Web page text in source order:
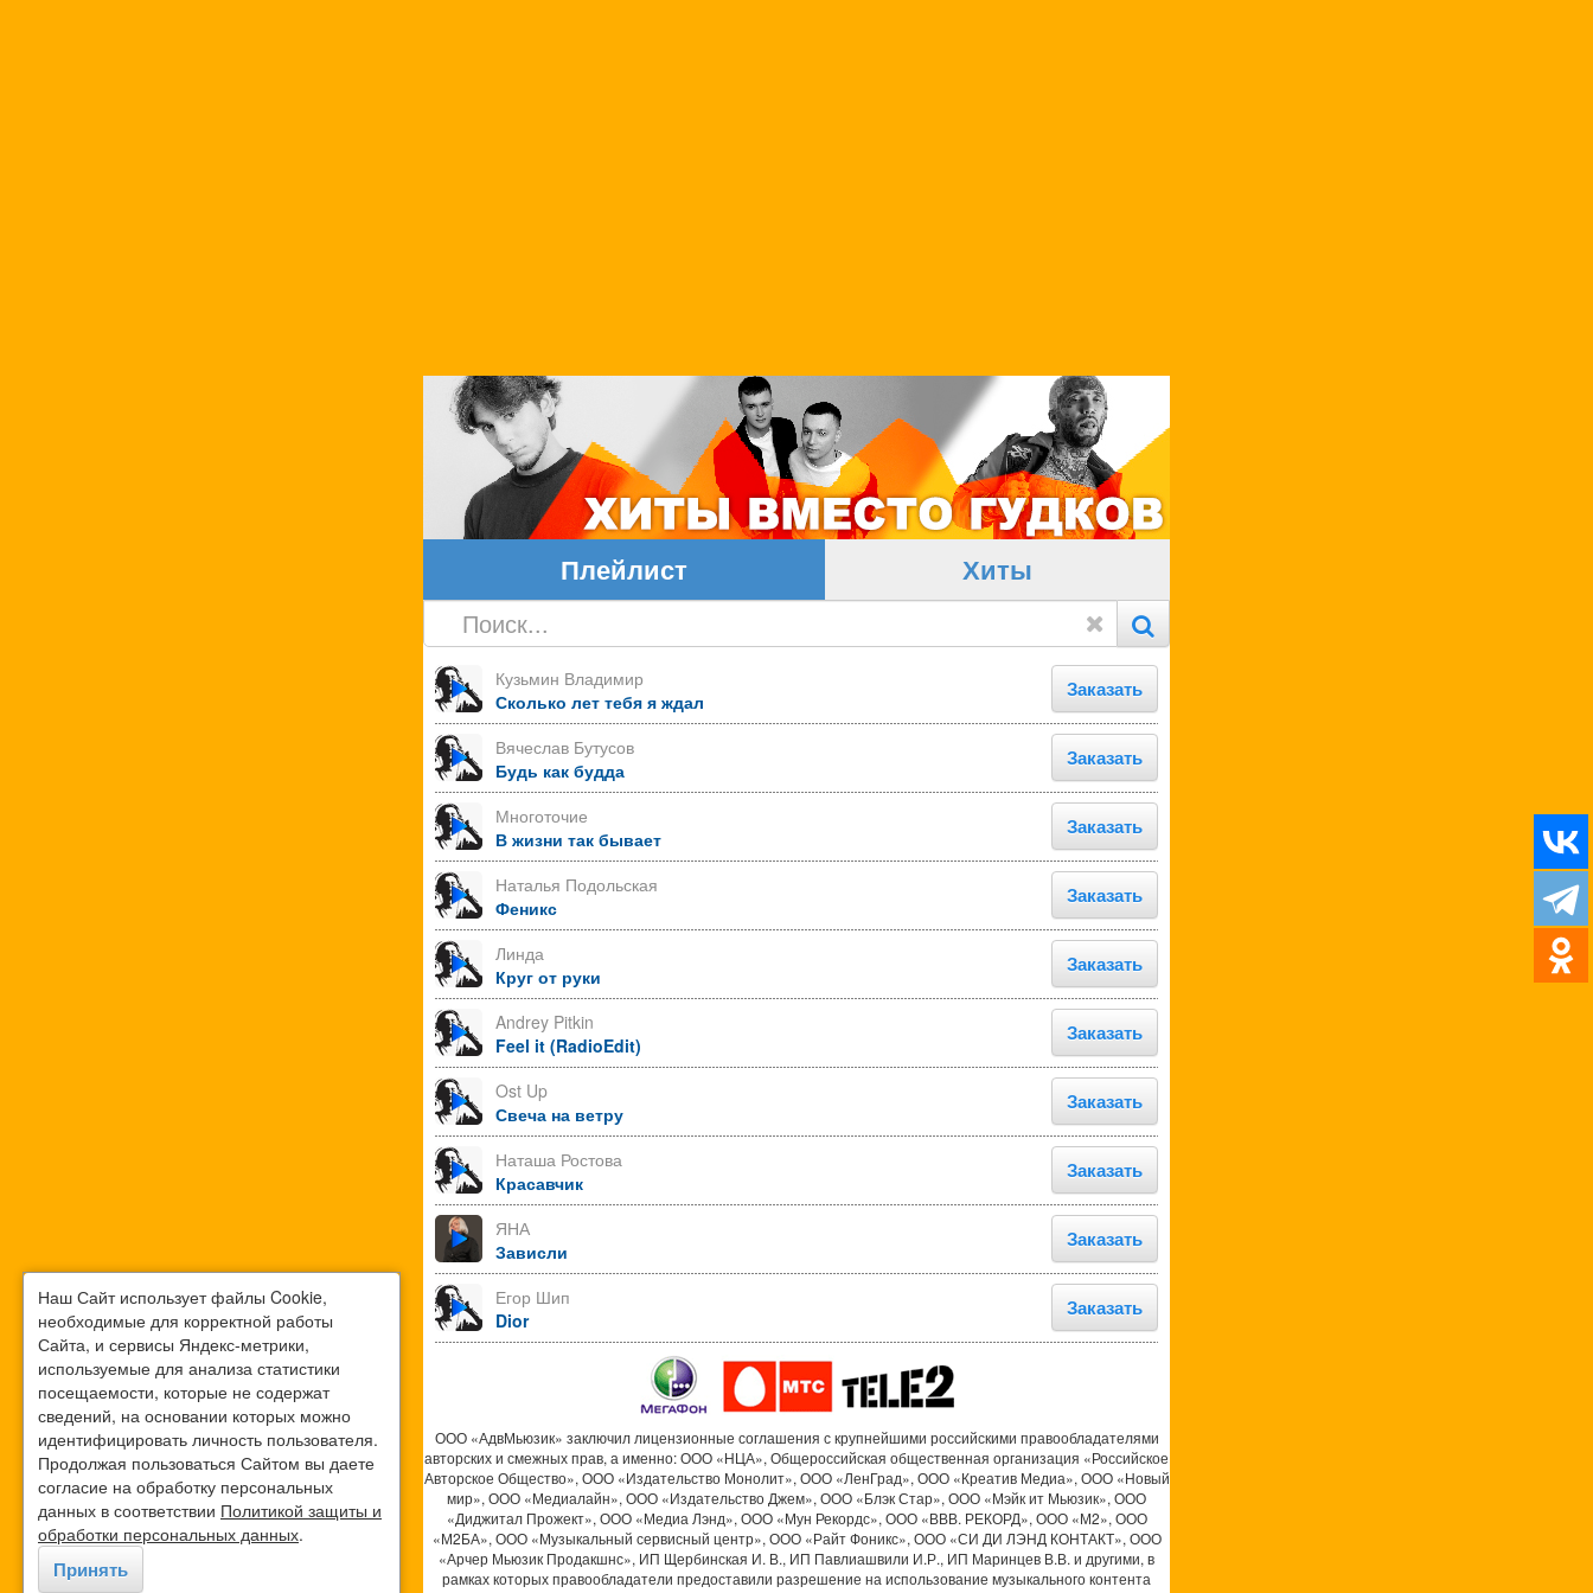
Плейлист Хиты
Кузьмин Владимир
Сколько лет тебя я ждал
Заказать
Вячеслав Бутусов
Будь как будда
Заказать
Многоточие
В жизни так бывает
Заказать
Наталья Подольская
Феникс
Заказать
Линда
Круг от руки
Заказать
Andrey Pitkin
Feel it (RadioEdit)
Заказать
Ost Up
Свеча на ветру
Заказать
Наташа Ростова
Красавчик
Заказать
ЯНА
Зависли
Заказать
Егор Шип
Dior
Заказать
ООО «АдвМьюзик» заключил лицензионные соглашения с крупнейшими российскими правообладателями
авторских и смежных прав, а именно: ООО «НЦА», Общероссийская общественная организация «Российское
Авторское Общество», ООО «Издательство Монолит», ООО «ЛенГрад», ООО «Креатив Медиа», ООО «Новый
мир», ООО «Медиалайн», ООО «Издательство Джем», ООО «Блэк Стар», ООО «Мэйк ит Мьюзик», ООО
«Диджитал Прожект», ООО «Медиа Лэнд», ООО «Мун Рекордс», ООО «ВВВ. РЕКОРД», ООО «М2», ООО
«М2БА», ООО «Музыкальный сервисный центр», ООО «Райт Фоникс», ООО «СИ ДИ ЛЭНД КОНТАКТ», ООО
«Арчер Мьюзик Продакшнс», ИП Щербинская И. В., ИП Павлиашвили И.Р., ИП Маринцев В.В. и другими, в
рамках которых правообладатели предоставили разрешение на использование музыкального контента
Наш Сайт использует файлы Cookie,
необходимые для корректной работы
Сайта, и сервисы Яндекс-метрики,
используемые для анализа статистики
посещаемости, которые не содержат
сведений, на основании которых можно
идентифицировать личность пользователя.
Продолжая пользоваться Сайтом вы даете
согласие на обработку персональных
данных в соответствии Политикой защиты и
обработки персональных данных.
Принять